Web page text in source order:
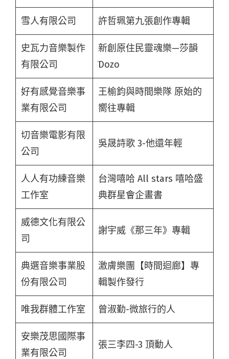
雪人有限公司 許哲珮第九張創作專輯
史瓦力音樂製作
有限公司
新創原住民靈魂樂—莎韻
̇Dozo
好有感覺音樂事
業有限公司
王榆鈞與時間樂隊 原始的
嚮往專輯
切音樂電影有限
公司
吳晟詩歌 3-他還年輕
人人有功練音樂
工作室
台灣嘻哈 All stars 嘻哈盛
典群星會企畫書
威德文化有限公
司
謝宇威《那三年》專輯
典選音樂事業股
份有限公司
激膚樂團【時間迴廊】專
輯製作發行
唯我群體工作室 曾淑勤-微旅行的人
安樂茂思國際事
業有限公司
張三李四-3 頂動人